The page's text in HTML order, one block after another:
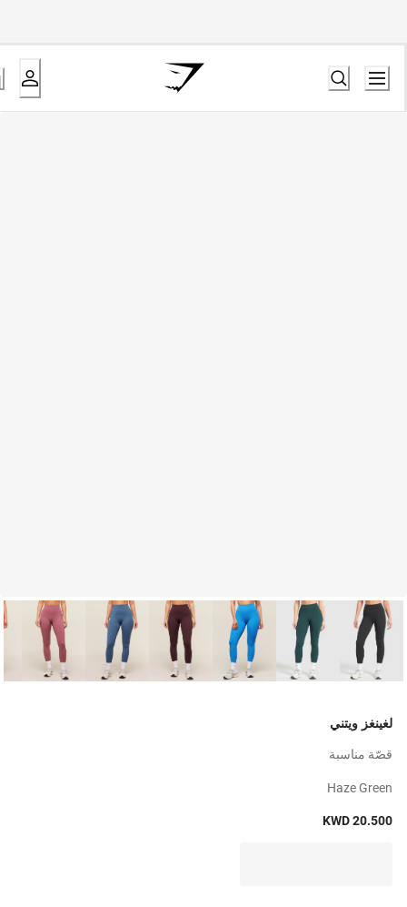
لغينغز ويتني
قصّة مناسبة
Haze Green
KWD 20.500